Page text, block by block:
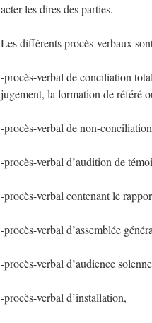
acter les dires des parties.
Les différents procès-verbaux
-procès-verbal de conciliation
jugement, la formation de référé
-procès-verbal de non-
-procès-verbal d’audition de
-procès-verbal contenant le
-procès-verbal d’assemblée
-procès-verbal d’audience
-procès-verbal d’installation,